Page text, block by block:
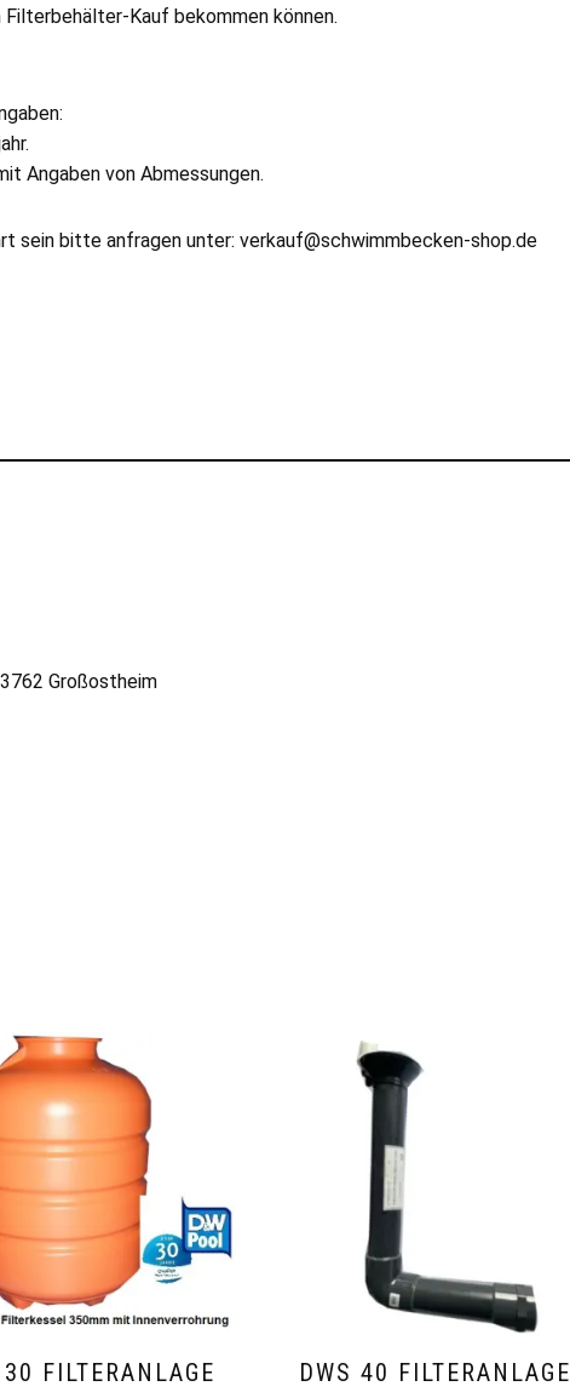
Kauf bekommen können.
Angaben von Abmessungen.
sein bitte anfragen unter: verkauf@schwimmbecken-shop.de
Großostheim
30 FILTERANLAGE DWS 40 FILTERANLAGE